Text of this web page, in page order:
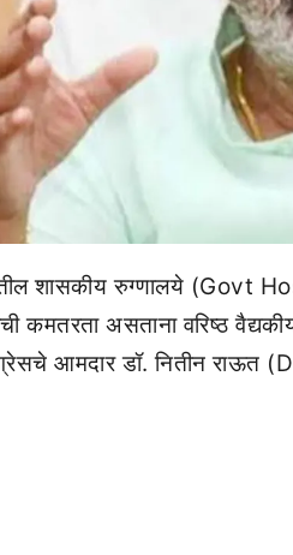
शासकीय रुग्णालये (Govt
कमतरता असताना वरिष्ठ
आमदार डॉ. नितीन राऊत